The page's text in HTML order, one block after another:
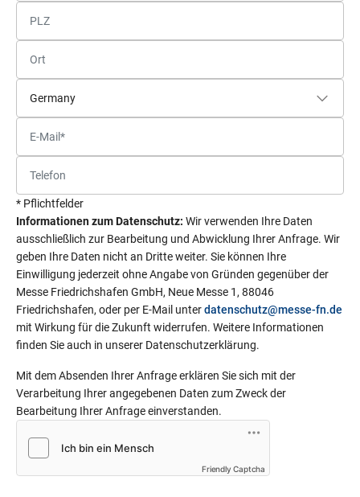
* Pflichtfelder
Informationen zum Datenschutz: Wir verwenden Ihre Daten
ausschließlich zur Bearbeitung und Abwicklung Ihrer Anfrage. Wir
geben Ihre Daten nicht an Dritte weiter. Sie können Ihre
Einwilligung jederzeit ohne Angabe von Gründen gegenüber der
Messe Friedrichshafen GmbH, Neue Messe 1, 88046
Friedrichshafen, oder per E-Mail unterdatenschutz@messe-fn.de
mit Wirkung für die Zukunft widerrufen. Weitere Informationen
finden Sie auch in unserer Datenschutzerklärung.
Mit dem Absenden Ihrer Anfrage erklären Sie sich mit der
Verarbeitung Ihrer angegebenen Daten zum Zweck der
Bearbeitung Ihrer Anfrage einverstanden.
Friendly Captcha